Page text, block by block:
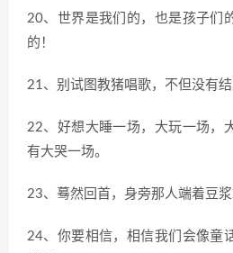
20、世界是我们的，也是孩子们
的！
21、别试图教猪唱歌，不但没有结
22、好想大睡一场，大玩一场，
有大哭一场。
23、蓦然回首，身旁那人端着豆浆
24、你要相信，相信我们会像童